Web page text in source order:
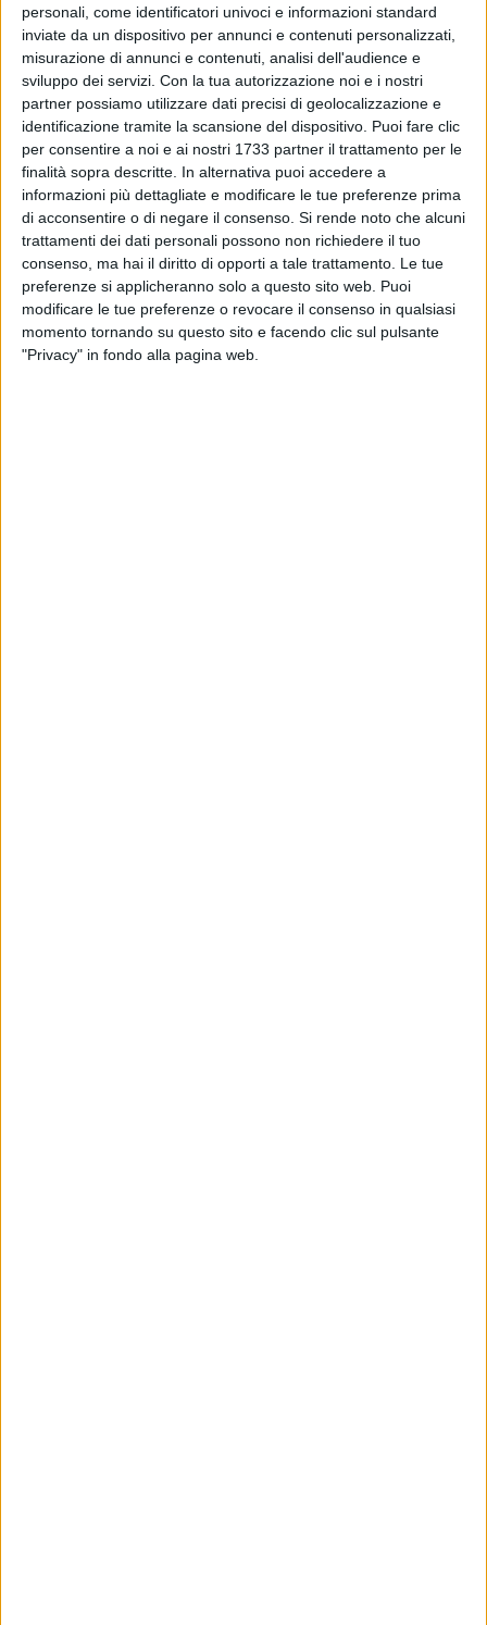
personali, come identificatori univoci e informazioni standard
inviate da un dispositivo per annunci e contenuti personalizzati,
misurazione di annunci e contenuti, analisi dell'audience e
sviluppo dei servizi. Con la tua autorizzazione noi e i nostri
partner possiamo utilizzare dati precisi di geolocalizzazione e
identificazione tramite la scansione del dispositivo. Puoi fare clic
per consentire a noi e ai nostri 1733 partner il trattamento per le
finalità sopra descritte. In alternativa puoi accedere a
informazioni più dettagliate e modificare le tue preferenze prima
di acconsentire o di negare il consenso. Si rende noto che alcuni
trattamenti dei dati personali possono non richiedere il tuo
consenso, ma hai il diritto di opporti a tale trattamento. Le tue
preferenze si applicheranno solo a questo sito web. Puoi
modificare le tue preferenze o revocare il consenso in qualsiasi
momento tornando su questo sito e facendo clic sul pulsante
"Privacy" in fondo alla pagina web.